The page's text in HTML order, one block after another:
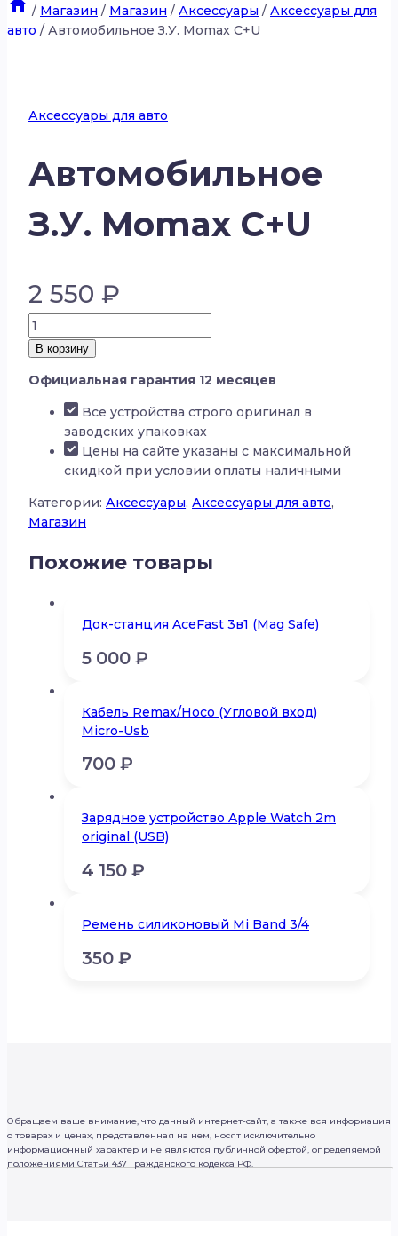
/ Магазин / Магазин / Аксессуары / Аксессуары для
авто / Автомобильное З.У. Momax C+U
Аксессуары для авто
Автомобильное
З.У. Momax C+U
2 550 ₽
Количество
товара
Автомобильное
З.У.
Momax
C+U
В корзину
Официальная гарантия 12 месяцев
Все устройства строго оригинал в
заводских упаковках
Цены на сайте указаны с максимальной
скидкой при условии оплаты наличными
Категории: Аксессуары, Аксессуары для авто,
Магазин
Похожие товары
Док-станция AceFast 3в1 (Mag Safe)
5 000 ₽
Кабель Remax/Hoco (Угловой вход)
Micro-Usb
700 ₽
Зарядное устройство Apple Watch 2m
original (USB)
4 150 ₽
Ремень силиконовый Mi Band 3/4
350 ₽
Обращаем ваше внимание, что данный интернет-сайт, а также вся информация
о товарах и ценах, представленная на нем, носят исключительно
информационный характер и не являются публичной офертой, определяемой
положениями Статьи 437 Гражданского кодекса РФ.